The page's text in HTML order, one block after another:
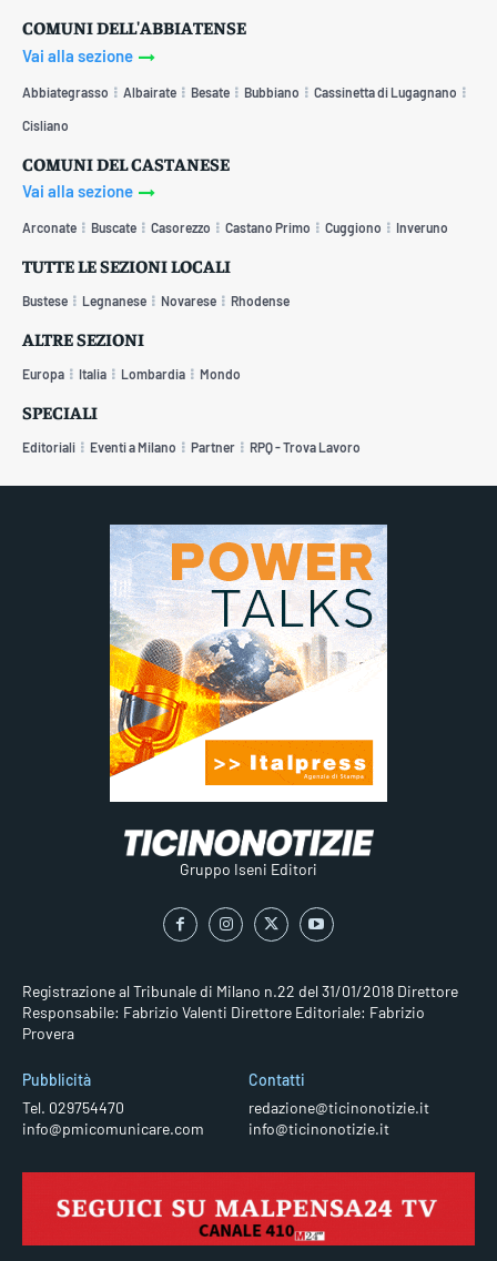
COMUNI DELL'ABBIATENSE
Vai alla sezione
Abbiategrasso Albairate Besate Bubbiano Cassinetta di Lugagnano
Cisliano
COMUNI DEL CASTANESE
Vai alla sezione
Arconate Buscate Casorezzo Castano Primo Cuggiono Inveruno
TUTTE LE SEZIONI LOCALI
Bustese Legnanese Novarese Rhodense
ALTRE SEZIONI
Europa Italia Lombardia Mondo
SPECIALI
Editoriali Eventi a Milano Partner RPQ - Trova Lavoro
Gruppo Iseni Editori
Registrazione al Tribunale di Milano n.22 del 31/01/2018 Direttore
Responsabile: Fabrizio Valenti Direttore Editoriale: Fabrizio
Provera
Pubblicità
Tel. 029754470
info@pmicomunicare.com
Contatti
redazione@ticinonotizie.it
info@ticinonotizie.it